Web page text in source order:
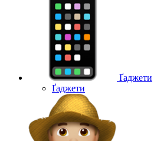
Ґаджети
Ґаджети